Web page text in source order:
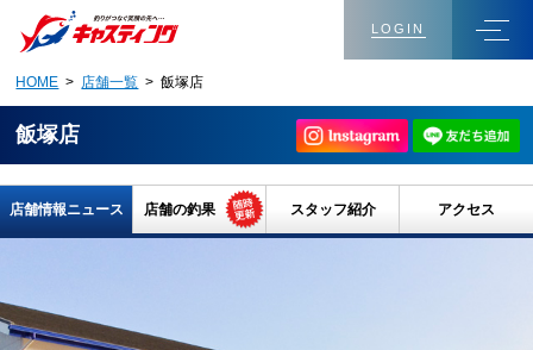
LOGIN
HOME > 店舗一覧 > 飯塚店
飯塚店
店舗情報ニュース 店舗の釣果 スタッフ紹介 アクセス